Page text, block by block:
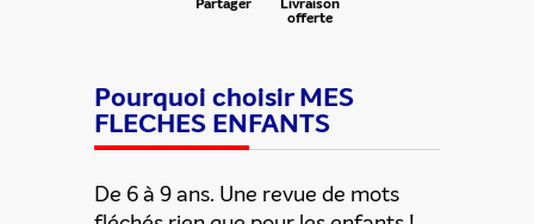
offerte
Pourquoi choisir MES
FLECHES ENFANTS
De 6 à 9 ans. Une revue de mots